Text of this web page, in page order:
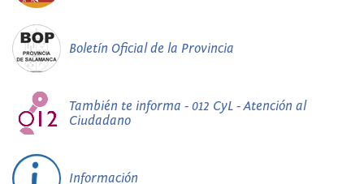
Boletín Oficial de la Provincia
También te informa - 012 CyL - Atención al
Ciudadano
Información